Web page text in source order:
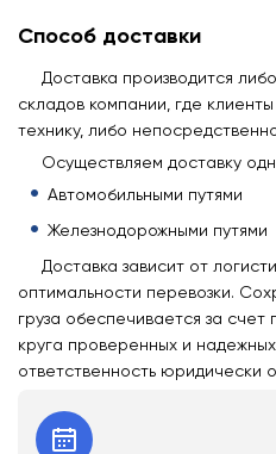
Способ доставки
Доставка производится
складов компании, где
технику, либо
Осуществляем доставку
Автомобильными путями
Железнодорожными путями
Доставка зависит от
оптимальности перевозки.
груза обеспечивается за
круга проверенных и надежных
ответственность юридически